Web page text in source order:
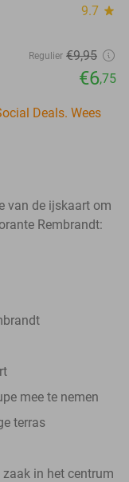
9.7 star
Regulier €9,95
€6,75
Deals. Wees
van de ijskaart om
Rembrandt:
mee te nemen
terras
in het centrum